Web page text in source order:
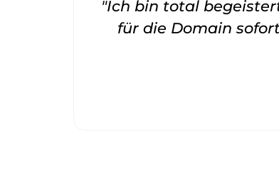
"Ich bin total
für die Domain